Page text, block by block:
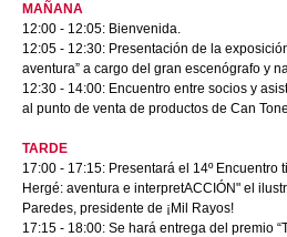
MAÑANA
12:00 - 12:05: Bienvenida.
12:05 - 12:30: Presentación de la
aventura” a cargo del gran escenógrafo y
12:30 - 14:00: Encuentro entre socios y
al punto de venta de productos de Can
TARDE
17:00 - 17:15: Presentará el 14º Encuentro
Hergé: aventura e interpretACCIÓN" el
Paredes, presidente de ¡Mil Rayos!
17:15 - 18:00: Se hará entrega del premio